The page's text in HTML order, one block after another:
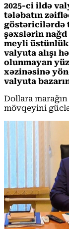
2025-ci ildə
tələbatın
göstəricilərdə
şəxslərin nağd
meyli
valyuta alışı
olunmayan
xəzinəsinə
valyuta
Dollara marağın
mövqeyini